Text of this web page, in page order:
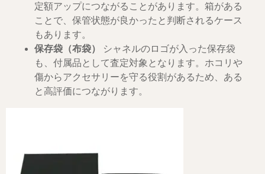
定額アップにつながることがあります。箱がある
ことで、保管状態が良かったと判断されるケース
もあります。
保存袋（布袋）
シャネルのロゴが入った保存袋
も、付属品として査定対象となります。ホコリや
傷からアクセサリーを守る役割があるため、ある
と高評価につながります。